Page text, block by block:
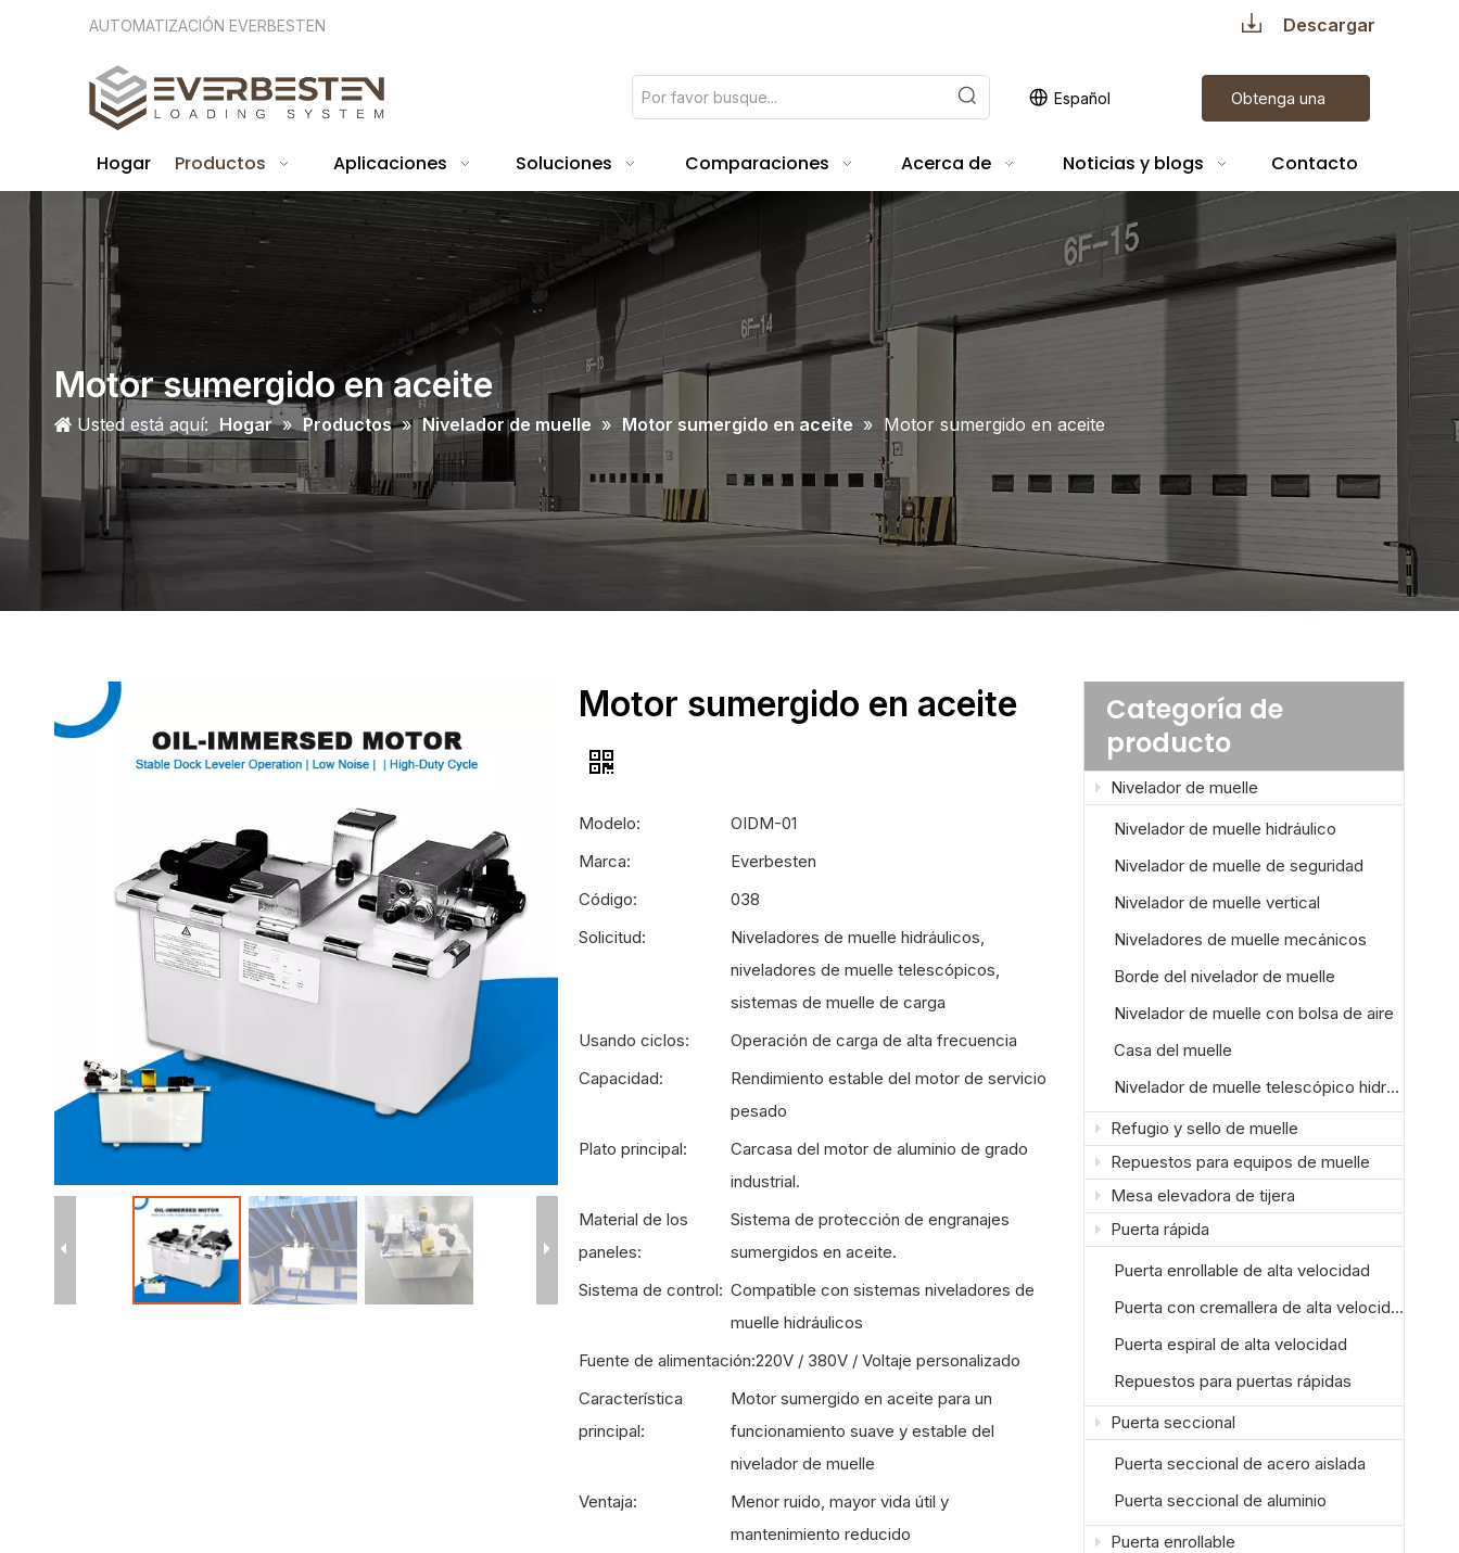
AUTOMATIZACIÓN EVERBESTEN Descargar
Español Obtenga una
Hogar Productos Aplicaciones Soluciones Comparaciones Acerca de Noticias y blogs Contacto
Motor sumergido en aceite
Usted está aquí: Hogar » Productos » Nivelador de muelle » Motor sumergido en aceite » Motor sumergido en aceite
Motor sumergido en aceite
Modelo:
OIDM-01
Marca:
Everbesten
Código:
038
Solicitud:
Niveladores de muelle hidráulicos,
niveladores de muelle telescópicos,
sistemas de muelle de carga
Usando ciclos:
Operación de carga de alta frecuencia
Capacidad:
Rendimiento estable del motor de servicio
pesado
Plato principal:
Carcasa del motor de aluminio de grado
industrial.
Material de los
paneles:
Sistema de protección de engranajes
sumergidos en aceite.
Sistema de control: Compatible con sistemas niveladores de
muelle hidráulicos
Fuente de alimentación:220V / 380V / Voltaje personalizado
Característica
principal:
Motor sumergido en aceite para un
funcionamiento suave y estable del
nivelador de muelle
Ventaja:
Menor ruido, mayor vida útil y
mantenimiento reducido
Categoría de
producto
Nivelador de muelle
Nivelador de muelle hidráulico
Nivelador de muelle de seguridad
Nivelador de muelle vertical
Niveladores de muelle mecánicos
Borde del nivelador de muelle
Nivelador de muelle con bolsa de aire
Casa del muelle
Nivelador de muelle telescópico hidráulico
Refugio y sello de muelle
Repuestos para equipos de muelle
Mesa elevadora de tijera
Puerta rápida
Puerta enrollable de alta velocidad
Puerta con cremallera de alta velocidad
Puerta espiral de alta velocidad
Repuestos para puertas rápidas
Puerta seccional
Puerta seccional de acero aislada
Puerta seccional de aluminio
Puerta enrollable